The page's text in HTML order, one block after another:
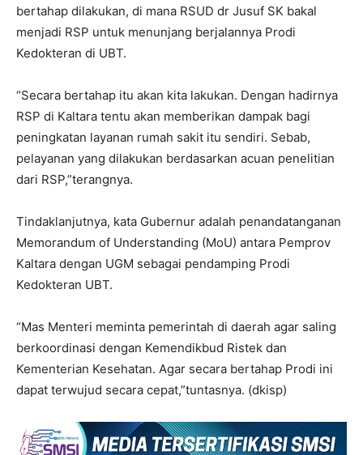
bertahap dilakukan, di mana RSUD dr Jusuf SK bakal
menjadi RSP untuk menunjang berjalannya Prodi
Kedokteran di UBT.
“Secara bertahap itu akan kita lakukan. Dengan hadirnya
RSP di Kaltara tentu akan memberikan dampak bagi
peningkatan layanan rumah sakit itu sendiri. Sebab,
pelayanan yang dilakukan berdasarkan acuan penelitian
dari RSP,”terangnya.
Tindaklanjutnya, kata Gubernur adalah penandatanganan
Memorandum of Understanding (MoU) antara Pemprov
Kaltara dengan UGM sebagai pendamping Prodi
Kedokteran UBT.
“Mas Menteri meminta pemerintah di daerah agar saling
berkoordinasi dengan Kemendikbud Ristek dan
Kementerian Kesehatan. Agar secara bertahap Prodi ini
dapat terwujud secara cepat,”tuntasnya. (dkisp)